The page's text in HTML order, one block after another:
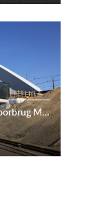
Opleggingen en Tuidempers Spoorbrug Muiderberg